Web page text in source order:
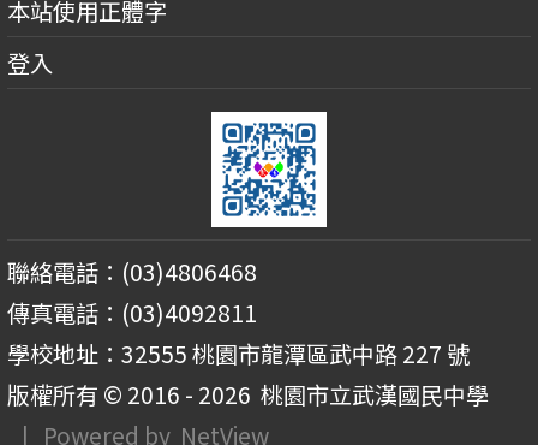
本站使用正體字
登入
聯絡電話：(03)4806468
傳真電話：(03)4092811
學校地址：32555 桃園市龍潭區武中路 227 號
版權所有 © 2016 - 2026 桃園市立武漢國民中學
| Powered by NetView